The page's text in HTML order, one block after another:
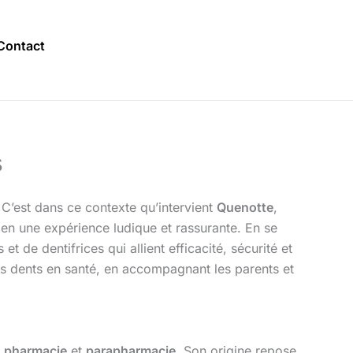
dans ce contexte qu’intervient Quenotte,
une expérience ludique et rassurante. En se
et de dentifrices qui allient efficacité, sécurité et
en santé, en accompagnant les parents et